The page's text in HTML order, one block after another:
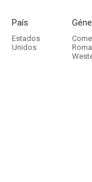
País
Estados
Unidos